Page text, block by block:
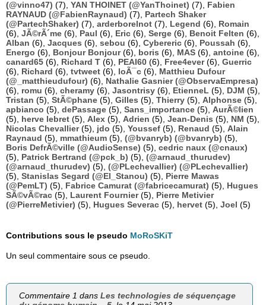
(@vinno47) (7), YAN THOINET (@YanThoinet) (7), Fabien
RAYNAUD (@FabienRaynaud) (7), Partech Shaker
(@PartechShaker) (7), arderborelnot (7), Legend (6), Romain
(6), JÃ©rÃ´me (6), Paul (6), Eric (6), Serge (6), Benoit Felten (6),
Alban (6), Jacques (6), sebou (6), Cybereric (6), Poussah (6),
Energo (6), Bonjour Bonjour(6), boris (6), MAS (6), antoine (6),
canard65 (6), Richard T (6), PEAI60 (6), Free4ever(6), Guerric
(6), Richard (6), tvtweet (6), loÃ¯c (6), Matthieu Dufour
(@_matthieudufour) (6), Nathalie Gasnier (@ObservaEmpresa)
(6), romu (6), cheramy (6), Jasontrisy (6), EtienneL (5), DJM (5),
Tristan (5), StÃ©phane (5), Gilles (5), Thierry (5), Alphonse (5),
apbianco (5), dePassage (5), Sans_importance (5), AurÃ©lien
(5), herve lebret (5), Alex (5), Adrien (5), Jean-Denis (5), NM (5),
Nicolas Chevallier(5), jdo (5), Youssef (5), Renaud (5), Alain
Raynaud (5), mmathieum (5), (@bvanryb) (@bvanryb) (5),
Boris DefrÃ©ville (@AudioSense) (5), cedric naux (@cnaux)
(5), Patrick Bertrand (@pck_b) (5), (@arnaud_thurudev)
(@arnaud_thurudev) (5), (@PLechevallier) (@PLechevallier)
(5), Stanislas Segard (@El_Stanou) (5), Pierre Mawas
(@PemLT) (5), Fabrice Camurat (@fabricecamurat) (5), Hugues
SÃ©vÃ©rac (5), Laurent Fournier(5), Pierre Metivier
(@PierreMetivier) (5), Hugues Severac (5), hervet (5), Joel (5)
Contributions sous le pseudo MoRoSKiT
Un seul commentaire sous ce pseudo.
Commentaire 1 dansLes technologies de séquençage